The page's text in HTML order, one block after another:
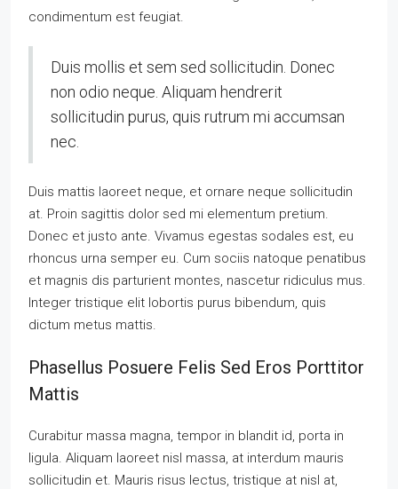
condimentum est feugiat.
Duis mollis et sem sed sollicitudin. Donec
non odio neque. Aliquam hendrerit
sollicitudin purus, quis rutrum mi accumsan
nec.
Duis mattis laoreet neque, et ornare neque sollicitudin
at. Proin sagittis dolor sed mi elementum pretium.
Donec et justo ante. Vivamus egestas sodales est, eu
rhoncus urna semper eu. Cum sociis natoque penatibus
et magnis dis parturient montes, nascetur ridiculus mus.
Integer tristique elit lobortis purus bibendum, quis
dictum metus mattis.
Phasellus Posuere Felis Sed Eros Porttitor
Mattis
Curabitur massa magna, tempor in blandit id, porta in
ligula. Aliquam laoreet nisl massa, at interdum mauris
sollicitudin et. Mauris risus lectus, tristique at nisl at,